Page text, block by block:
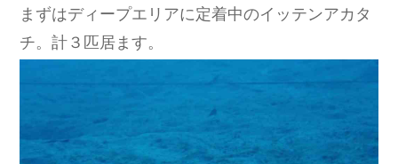
まずはディープエリアに定着中のイッテンアカタ
チ。計３匹居ます。